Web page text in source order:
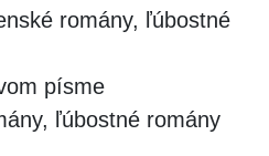
romány, ľúbostné
písme
ľúbostné romány